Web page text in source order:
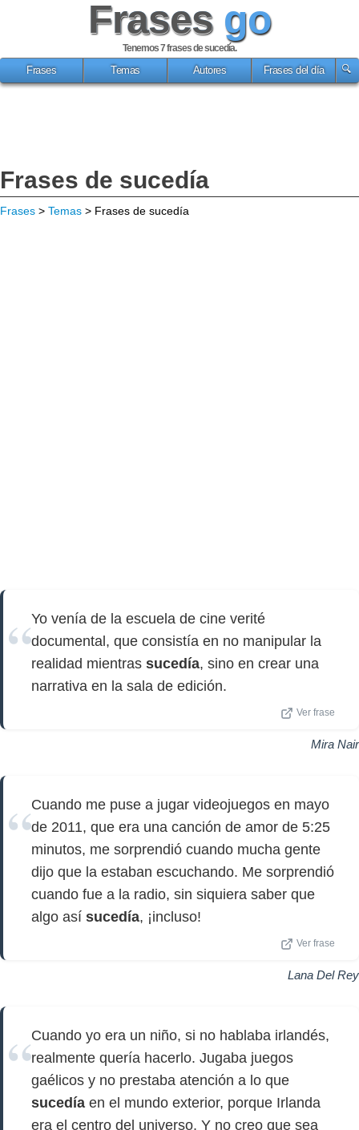
Frases go
Tenemos 7frases de sucedía.
Frases
Temas Autores Frases del día
Frases de sucedía
Frases > Temas > Frases de sucedía
Yo venía de la escuela de cine verité
documental, que consistía en no manipular la
realidad mientras sucedía, sino en crear una
narrativa en la sala de edición.
Ver frase
Mira Nair
Cuando me puse a jugar videojuegos en mayo
de 2011, que era una canción de amor de 5:25
minutos, me sorprendió cuando mucha gente
dijo que la estaban escuchando. Me sorprendió
cuando fue a la radio, sin siquiera saber que
algo así sucedía, ¡incluso!
Ver frase
Lana Del Rey
Cuando yo era un niño, si no hablaba irlandés,
realmente quería hacerlo. Jugaba juegos
gaélicos y no prestaba atención a lo que
sucedía en el mundo exterior, porque Irlanda
era el centro del universo. Y no creo que sea